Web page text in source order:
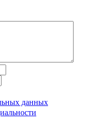
данных